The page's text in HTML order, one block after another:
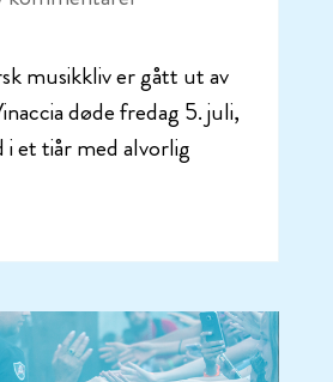
musikkliv er gått ut av
døde fredag 5. juli,
i et tiår med alvorlig